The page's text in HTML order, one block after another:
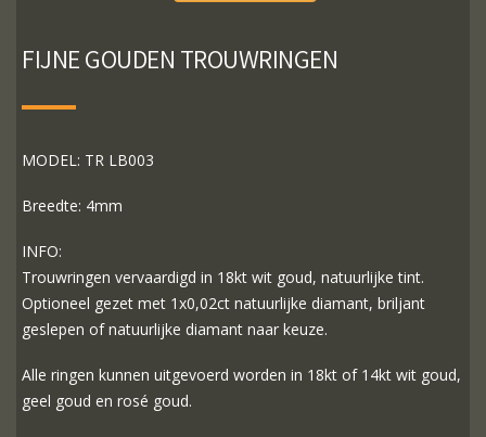
FIJNE GOUDEN TROUWRINGEN
MODEL: TR LB003
Breedte: 4mm
INFO:
Trouwringen vervaardigd in 18kt wit goud, natuurlijke tint.
Optioneel gezet met 1x0,02ct natuurlijke diamant, briljant
geslepen of natuurlijke diamant naar keuze.
Alle ringen kunnen uitgevoerd worden in 18kt of 14kt wit goud,
geel goud en rosé goud.